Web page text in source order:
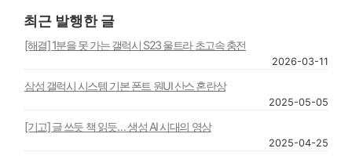
최근 발행한 글
[해결] 1분을 못 가는 갤럭시 S23 울트라 초고속 충전
2026-03-11
삼성 갤럭시 시스템 기본 폰트 원UI 산스 혼란상
2025-05-05
[기고] 글 쓰듯 책 읽듯… 생성 AI 시대의 영상
2025-04-25